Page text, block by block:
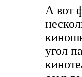
А вот
угол